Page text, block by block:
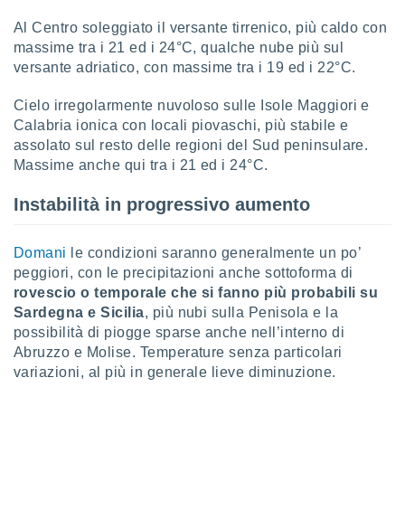
su
web,
di
quale
Per
tuo
o
dei
facendo
Al Centro soleggiato il versante tirrenico, più caldo con
massime tra i 21 ed i 24°C, qualche nube più sul
versante adriatico, con massime tra i 19 ed i 22°C.
Cielo irregolarmente nuvoloso sulle Isole Maggiori e
Calabria ionica con locali piovaschi, più stabile e
assolato sul resto delle regioni del Sud peninsulare.
Massime anche qui tra i 21 ed i 24°C.
Instabilità in progressivo aumento
Domani
le condizioni saranno generalmente un po’
peggiori, con le precipitazioni anche sottoforma di
rovescio o temporale che si fanno più probabili su
Sardegna e Sicilia, più nubi sulla Penisola e la
possibilità di piogge sparse anche nell’interno di
Abruzzo e Molise. Temperature senza particolari
variazioni, al più in generale lieve diminuzione.